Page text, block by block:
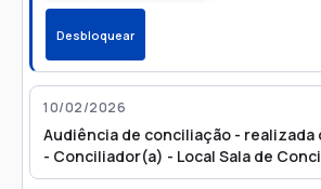
Desbloquear
10/02/2026
Audiência de conciliação - realizada
- Conciliador(a) - Local Sala de
10/02/2026 09:30. Refer. Evento 2